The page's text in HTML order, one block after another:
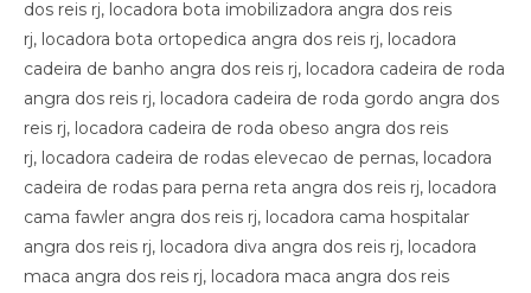
dos reis rj, locadora bota imobilizadora angra dos reis
rj, locadora bota ortopedica angra dos reis rj, locadora
cadeira de banho angra dos reis rj, locadora cadeira de roda
angra dos reis rj, locadora cadeira de roda gordo angra dos
reis rj, locadora cadeira de roda obeso angra dos reis
rj, locadora cadeira de rodas elevecao de pernas, locadora
cadeira de rodas para perna reta angra dos reis rj, locadora
cama fawler angra dos reis rj, locadora cama hospitalar
angra dos reis rj, locadora diva angra dos reis rj, locadora
maca angra dos reis rj, locadora maca angra dos reis